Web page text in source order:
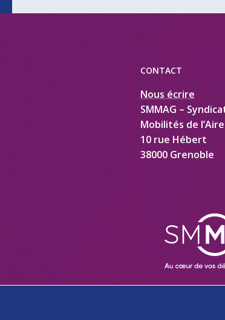
CONTACT
Nous écrire
SMMAG –
Mobilités de
10 rue Hébert
38000 Grenoble